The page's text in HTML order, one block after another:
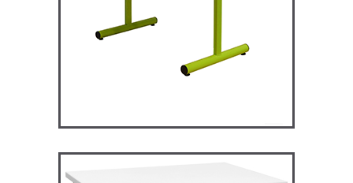
TABLES ET MANGE DEBOUT